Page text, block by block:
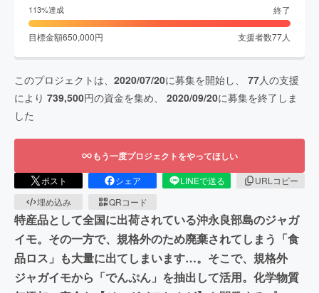
113%達成 終了
目標金額650,000円 支援者数77人
このプロジェクトは、 2020/07/20に募集を開始し、 77人の支援
により 739,500円の資金を集め、 2020/09/20に募集を終了しま
した
もう一度プロジェクトをやってほしい
ポスト シェア LINEで送る
URLコピー
埋め込み
QRコード
特産品として全国に出荷されている沖永良部島のジャガ
イモ。その一方で、規格外のため廃棄されてしまう「食
品ロス」も大量に出てしまいます…。そこで、規格外
ジャガイモから「でんぷん」を抽出して活用。化学物質